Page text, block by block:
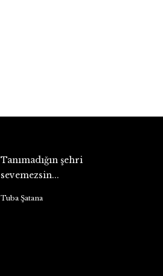
Tanımadığın şehri
sevemezsin...
Tuba Şatana